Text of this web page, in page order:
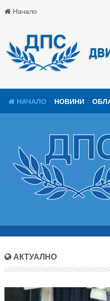
Начало
НАЧАЛО НОВИНИ
АКТУАЛНО